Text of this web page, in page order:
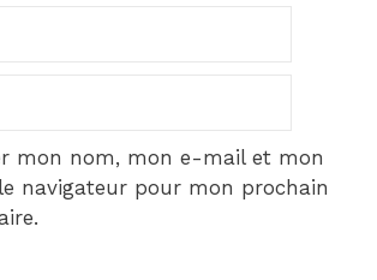
mon nom, mon e-mail et mon
navigateur pour mon prochain